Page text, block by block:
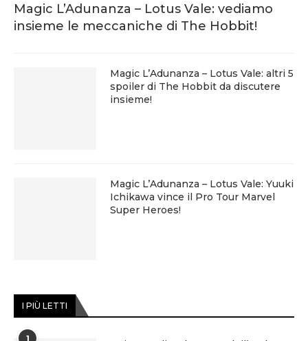
Magic L’Adunanza – Lotus Vale: vediamo
insieme le meccaniche di The Hobbit!
Magic L’Adunanza – Lotus Vale: altri 5
spoiler di The Hobbit da discutere
insieme!
Magic L’Adunanza – Lotus Vale: Yuuki
Ichikawa vince il Pro Tour Marvel
Super Heroes!
I PIÙ LETTI
1